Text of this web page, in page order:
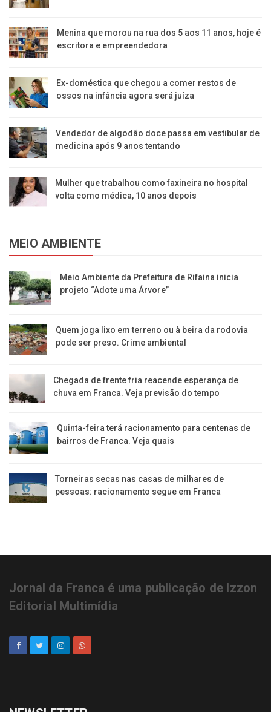
Menina que morou na rua dos 5 aos 11 anos, hoje é
escritora e empreendedora
Ex-doméstica que chegou a comer restos de
ossos na infância agora será juíza
Vendedor de algodão doce passa em vestibular de
medicina após 9 anos tentando
Mulher que trabalhou como faxineira no hospital
volta como médica, 10 anos depois
MEIO AMBIENTE
​Meio Ambiente da Prefeitura de Rifaina inicia
projeto “Adote uma Árvore”
​Quem joga lixo em terreno ou à beira da rodovia
pode ser preso. Crime ambiental
Chegada de frente fria reacende esperança de
chuva em Franca. Veja previsão do tempo
Quinta-feira terá racionamento para centenas de
bairros de Franca. Veja quais
Torneiras secas nas casas de milhares de
pessoas: racionamento segue em Franca
Jornal da Franca é uma publicação de Izzon
Editorial Multimídia